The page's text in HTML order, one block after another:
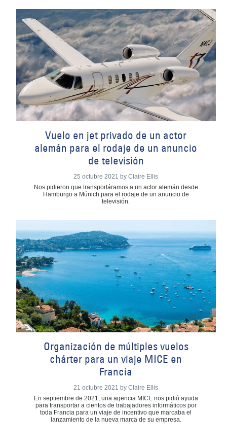
Vuelo en jet privado de un actor
alemán para el rodaje de un anuncio
de televisión
25 octubre 2021 by Claire Ellis
Nos pidieron que transportáramos a un actor alemán desde
Hamburgo a Múnich para el rodaje de un anuncio de
televisión.
Organización de múltiples vuelos
chárter para un viaje MICE en
Francia
21 octubre 2021 by Claire Ellis
En septiembre de 2021, una agencia MICE nos pidió ayuda
para transportar a cientos de trabajadores informáticos por
toda Francia para un viaje de incentivo que marcaba el
lanzamiento de la nueva marca de su empresa.